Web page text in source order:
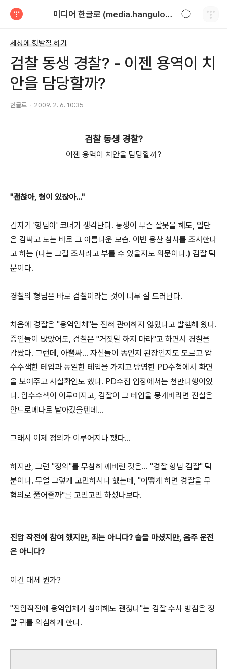
미디어 한글로 (media.hangulo.net)
세상에 헛발질 하기
검찰 동생 경찰? - 이젠 용역이 치
안을 담당할까?
한글로 2009. 2. 6. 10:35
검찰 동생 경찰?
이젠 용역이 치안을 담당할까?
"괜찮아, 형이 있잖아..."
갑자기 '형님아' 코너가 생각난다. 동생이 무슨 잘못을 해도, 일단
은 감싸고 도는 바로 그 아름다운 모습. 이번 용산 참사를 조사한다
고 하는 (나는 그걸 조사라고 부를 수 있을지도 의문이다.) 검찰 덕
분이다.
경찰의 형님은 바로 검찰이라는 것이 너무 잘 드러난다.
처음에 경찰은 "용역업체"는 전혀 관여하지 않았다고 발뺌해 왔다.
증인들이 많았어도, 검찰은 "거짓말 하지 마라"고 하면서 경찰을
감쌌다. 그런데, 아뿔싸... 자신들이 똥인지 된장인지도 모르고 압
수수색한 테입과 동일한 테입을 가지고 방영한 PD수첩에서 화면
을 보여주고 사실확인도 했다. PD수첩 입장에서는 천만다행이었
다. 압수수색이 이루어지고, 검찰이 그 테입을 뭉개버리면 진실은
안드로메다로 날아갔을텐데...
그래서 이제 정의가 이루어지나 했다...
하지만, 그런 "정의"를 무참히 깨버린 것은... "경찰 형님 검찰" 덕
분이다. 무얼 그렇게 고민하시나 했는데, "어떻게 하면 경찰을 무
혐의로 풀어줄까"를 고민고민 하셨나보다.
진압 작전에 참여 했지만, 죄는 아니다? 술을 마셨지만, 음주 운전
은 아니다?
이건 대체 뭔가?
"진압작전에 용역업체가 참여해도 괜찮다"는 검찰 수사 방침은 정
말 귀를 의심하게 한다.